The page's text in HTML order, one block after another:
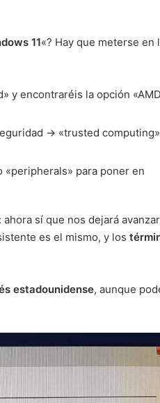
11«? Hay que meterse en
y encontraréis la opción
-> «trusted
«peripherals» para poner en
sí que nos dejará avanzar
es el mismo, y los
estadounidense, aunque